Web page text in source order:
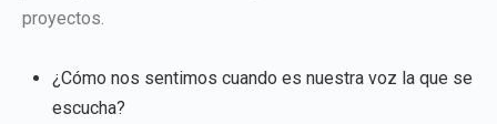
proyectos.
¿Cómo nos sentimos cuando es nuestra voz la que se
escucha?